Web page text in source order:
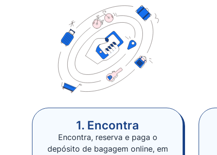
1. Encontra
Encontra, reserva e paga o
depósito de bagagem online, em